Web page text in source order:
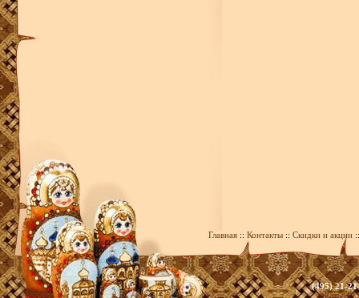
Главная :: Контакты :: Скидки и акции
(495) 21-